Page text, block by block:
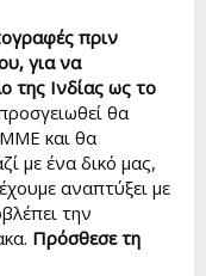
πριν
για να
της Ινδίας ως το
θα
ΜΜΕ και θα
με ένα δικό μας,
αναπτύξει με
την
Πρόσθεσε τη